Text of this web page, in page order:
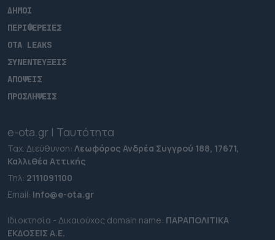
ΔΗΜΟΙ
ΠΕΡΙΦΕΡΕΙΕΣ
OTA LEAKS
ΣΥΝΕΝΤΕΥΞΕΙΣ
ΑΠΟΨΕΙΣ
ΠΡΟΣΛΗΨΕΙΣ
e-ota.gr | Ταυτότητα
Ταχ. Διεύθυνση: Λεωφόρος Ανδρέα Συγγρού 188, 17671,
Καλλιθέα Αττικής
Τηλ: 2111091100
Εmail: info@e-ota.gr
Ιδιοκτησία - Δικαιούχος domain name: ΠΑΡΑΠΟΛΙΤΙΚΑ
ΕΚΔΟΣΕΙΣ A.E.